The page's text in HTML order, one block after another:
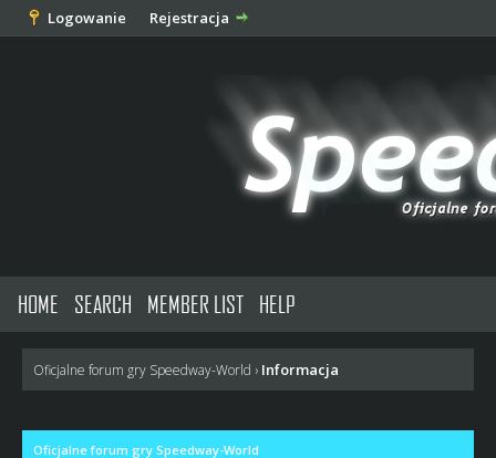
Logowanie Rejestracja
HOME SEARCH MEMBER LIST HELP
Oficjalne forum gry Speedway-World › Informacja
Oficjalne forum gry Speedway-World